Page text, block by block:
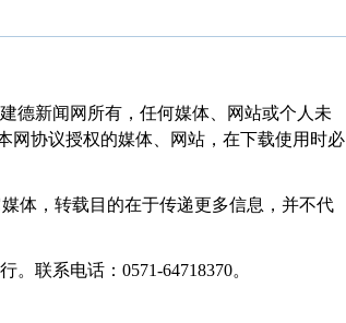
德新闻网所有，任何媒体、网站或个人未
网协议授权的媒体、网站，在下载使用时必
体，转载目的在于传递更多信息，并不代
联系电话：0571-64718370。